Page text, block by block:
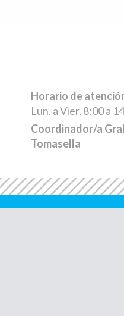
Horario de
Lun. a Vier. 8:00 a
Coordinador/a Gral
Tomasella